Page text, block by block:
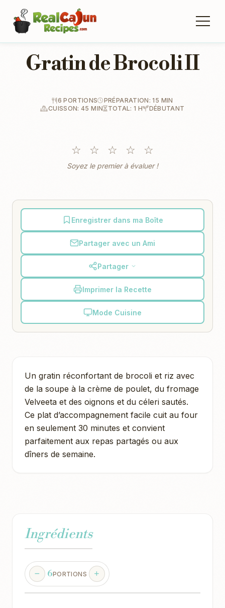
Gratin de Brocoli II
6 PORTIONS
PRÉPARATION: 15 MIN
CUISSON: 45 MIN
TOTAL: 1 H DÉBUTANT
☆ ☆ ☆ ☆ ☆
Soyez le premier à évaluer !
Enregistrer dans ma Boîte
Partager avec un Ami
Partager
Imprimer la Recette
Mode Cuisine
Un gratin réconfortant de brocoli et riz avec
de la soupe à la crème de poulet, du fromage
Velveeta et des oignons et du céleri sautés.
Ce plat d’accompagnement facile cuit au four
en seulement 30 minutes et convient
parfaitement aux repas partagés ou aux
dîners de semaine.
Ingrédients
6PORTIONS